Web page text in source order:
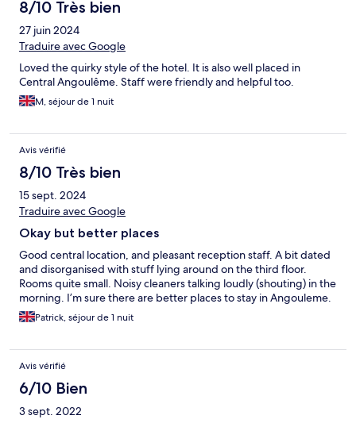
8/10 Très bien
27 juin 2024
Traduire avec Google
Loved the quirky style of the hotel. It is also well placed in
Central Angoulême. Staff were friendly and helpful too.
M, séjour de 1 nuit
Avis vérifié
8/10 Très bien
15 sept. 2024
Traduire avec Google
Okay but better places
Good central location, and pleasant reception staff. A bit dated
and disorganised with stuff lying around on the third floor.
Rooms quite small. Noisy cleaners talking loudly (shouting) in the
morning. I’m sure there are better places to stay in Angouleme.
Patrick, séjour de 1 nuit
Avis vérifié
6/10 Bien
3 sept. 2022